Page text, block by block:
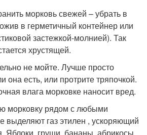
морковь свежей – убрать в
в герметичный контейнер или
застежкой-молнией). Так
хрустящей.
не мойте. Лучше просто
она есть, или протрите тряпочкой.
влага морковке наносит вред.
морковку рядом с любыми
выделяют газ этилен , ускоряющий